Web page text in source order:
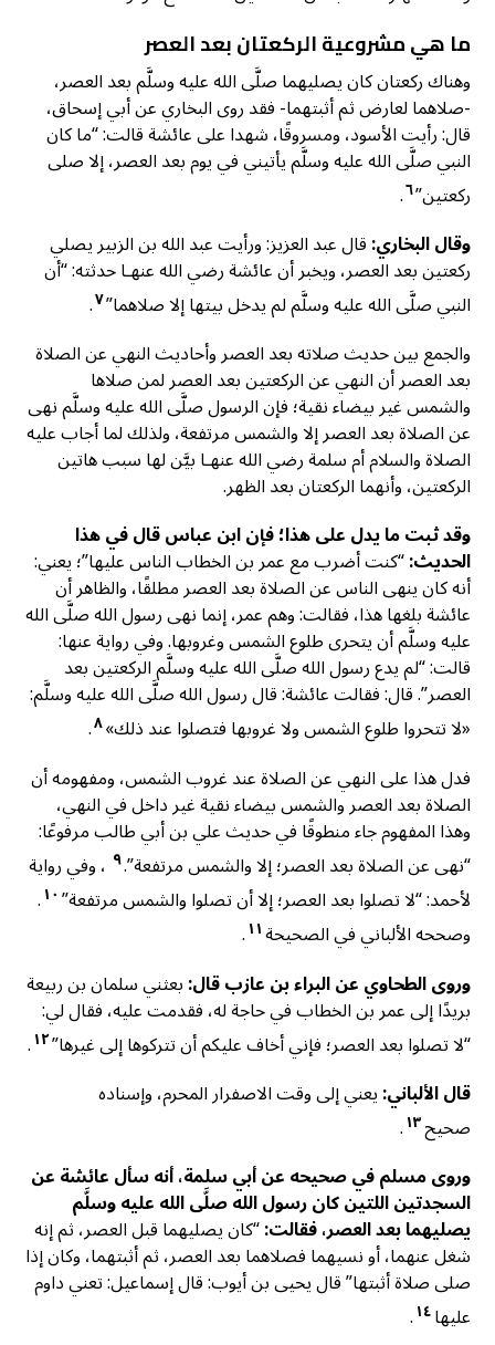
ما هي مشروعية الركعتان بعد العصر
وهناك ركعتان كان يصليهما صلَّى الله عليه وسلَّم بعد العصر،
-صلاهما لعارض ثم أثبتهما- فقد روى البخاري عن أبي إسحاق،
قال: رأيت الأسود، ومسروقًا، شهدا على عائشة قالت: “ما كان
النبي صلَّى الله عليه وسلَّم يأتيني في يوم بعد العصر، إلا صلى
ركعتين”٦.
وقال البخاري:قال عبد العزيز: ورأيت عبد الله بن الزبير يصلي
ركعتين بعد العصر، ويخبر أن عائشة رضي الله عنهـا حدثته: “أن
النبي صلَّى الله عليه وسلَّم لم يدخل بيتها إلا صلاهما”٧.
والجمع بين حديث صلاته بعد العصر وأحاديث النهي عن الصلاة
بعد العصر أن النهي عن الركعتين بعد العصر لمن صلاها
والشمس غير بيضاء نقية؛ فإن الرسول صلَّى الله عليه وسلَّم نهى
عن الصلاة بعد العصر إلا والشمس مرتفعة، ولذلك لما أجاب عليه
الصلاة والسلام أم سلمة رضي الله عنهـا بيَّن لها سبب هاتين
الركعتين، وأنهما الركعتان بعد الظهر.
وقد ثبت ما يدل على هذا؛ فإن ابن عباس قال في هذا
الحديث:“كنت أضرب مع عمر بن الخطاب الناس عليها”؛ يعني:
أنه كان ينهى الناس عن الصلاة بعد العصر مطلقًا، والظاهر أن
عائشة بلغها هذا، فقالت: وهم عمر، إنما نهى رسول الله صلَّى الله
عليه وسلَّم أن يتحرى طلوع الشمس وغروبها. وفي رواية عنها:
قالت: “لم يدع رسول الله صلَّى الله عليه وسلَّم الركعتين بعد
العصر”. قال: فقالت عائشة: قال رسول الله صلَّى الله عليه وسلَّم:
«لا تتحروا طلوع الشمس ولا غروبها فتصلوا عند ذلك»٨.
فدل هذا على النهي عن الصلاة عند غروب الشمس، ومفهومه أن
الصلاة بعد العصر والشمس بيضاء نقية غير داخل في النهي،
وهذا المفهوم جاء منطوقًا في حديث علي بن أبي طالب مرفوعًا:
“نهى عن الصلاة بعد العصر؛ إلا والشمس مرتفعة”.٩ ، وفي رواية
لأحمد: “لا تصلوا بعد العصر؛ إلا أن تصلوا والشمس مرتفعة”١٠.
وصححه الألباني في الصحيحة١١.
وروى الطحاوي عن البراء بن عازب قال:بعثني سلمان بن ربيعة
بريدًا إلى عمر بن الخطاب في حاجة له، فقدمت عليه، فقال لي:
“لا تصلوا بعد العصر؛ فإني أخاف عليكم أن تتركوها إلى غيرها”١٢.
قال الألباني:يعني إلى وقت الاصفرار المحرم، وإسناده
صحيح١٣.
وروى مسلم في صحيحه عن أبي سلمة، أنه سأل عائشة عن
السجدتين اللتين كان رسول الله صلَّى الله عليه وسلَّم
يصليهما بعد العصر، فقالت:“كان يصليهما قبل العصر، ثم إنه
شغل عنهما، أو نسيهما فصلاهما بعد العصر، ثم أثبتهما، وكان إذا
صلى صلاة أثبتها” قال يحيى بن أيوب: قال إسماعيل: تعني داوم
عليها١٤.